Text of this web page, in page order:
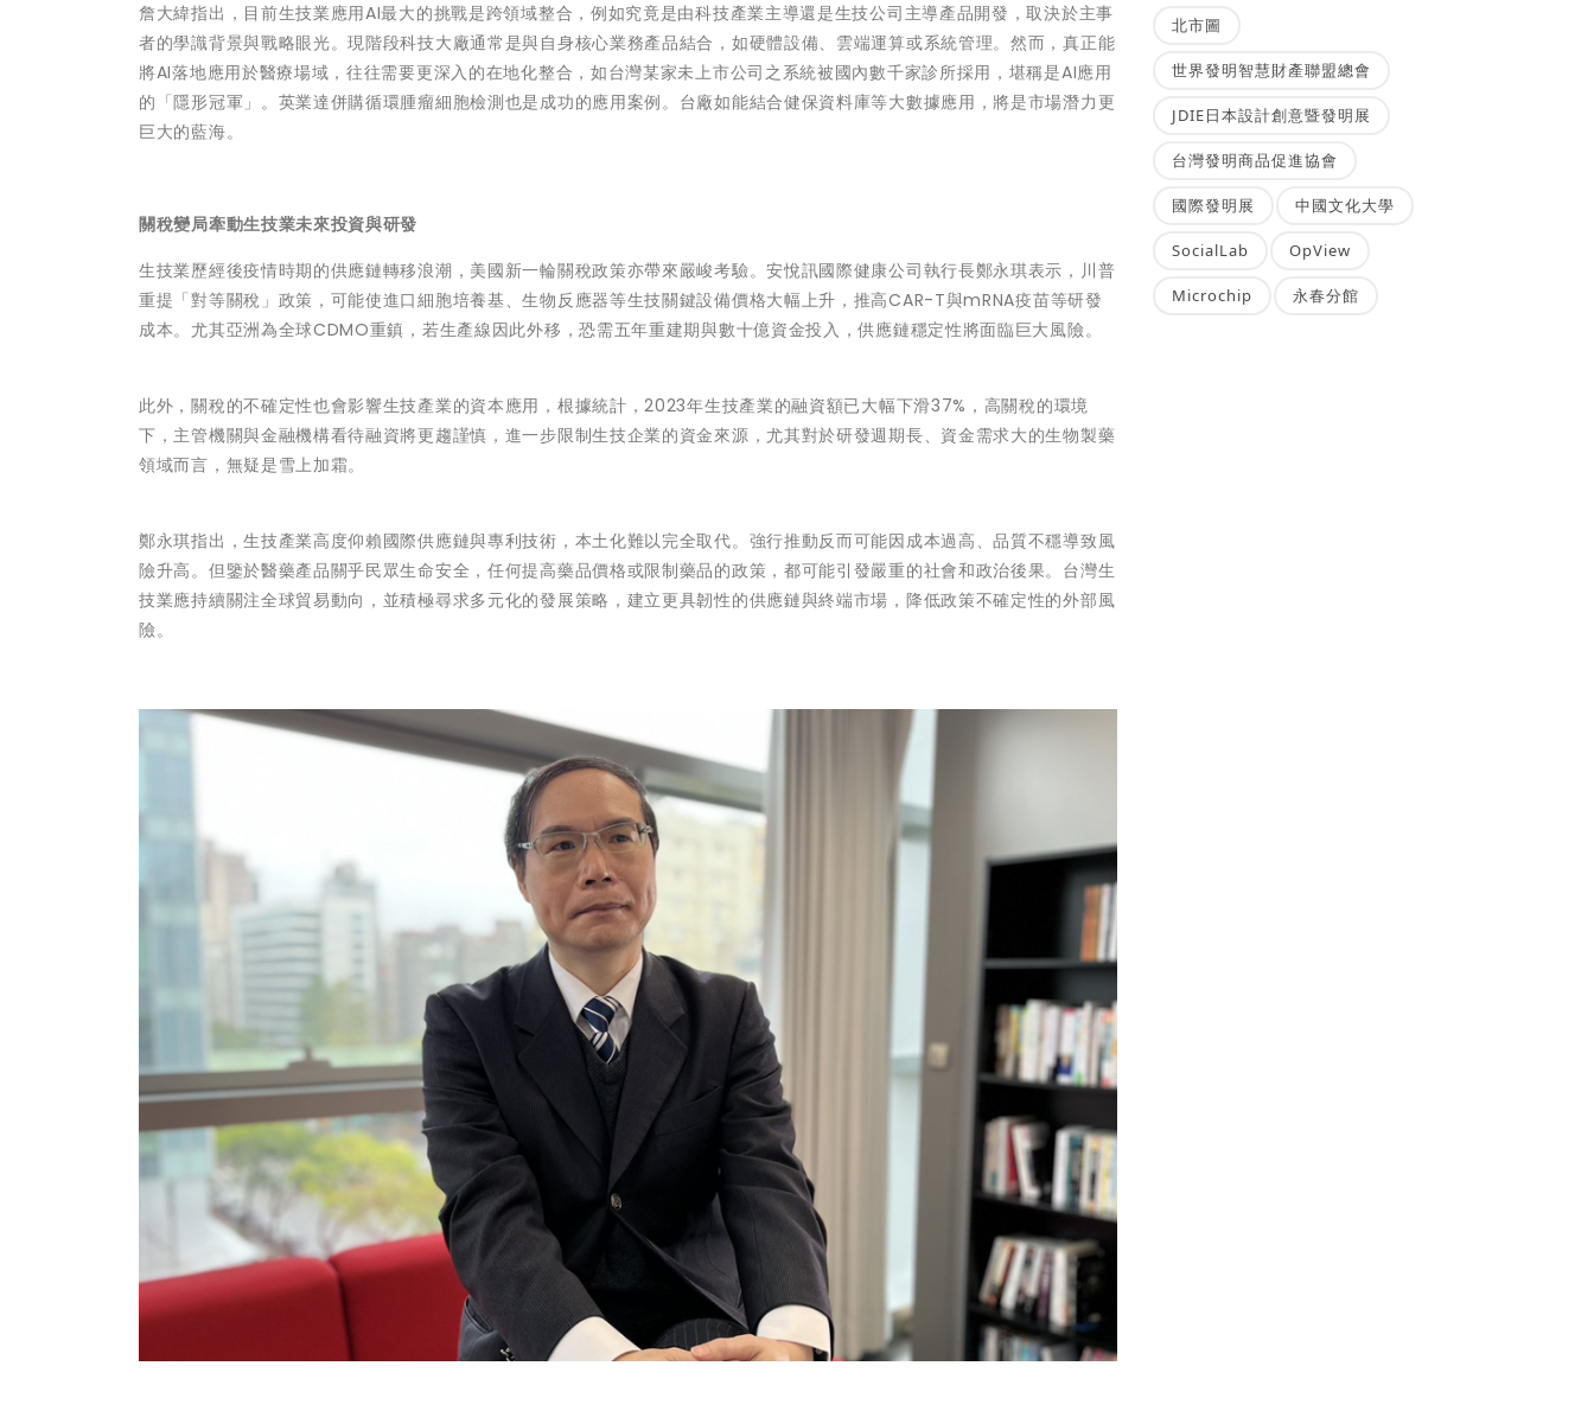
詹大緯指出，目前生技業應用AI最大的挑戰是跨領域整合，例如究竟是由科技產業主導還是生技公司主導產品開發，取決於主事
者的學識背景與戰略眼光。現階段科技大廠通常是與自身核心業務產品結合，如硬體設備、雲端運算或系統管理。然而，真正能
將AI落地應用於醫療場域，往往需要更深入的在地化整合，如台灣某家未上市公司之系統被國內數千家診所採用，堪稱是AI應用
的「隱形冠軍」。英業達併購循環腫瘤細胞檢測也是成功的應用案例。台廠如能結合健保資料庫等大數據應用，將是市場潛力更
巨大的藍海。
關稅變局牽動生技業未來投資與研發
生技業歷經後疫情時期的供應鏈轉移浪潮，美國新一輪關稅政策亦帶來嚴峻考驗。安悅訊國際健康公司執行長鄭永琪表示，川普
重提「對等關稅」政策，可能使進口細胞培養基、生物反應器等生技關鍵設備價格大幅上升，推高CAR-T與mRNA疫苗等研發
成本。尤其亞洲為全球CDMO重鎮，若生產線因此外移，恐需五年重建期與數十億資金投入，供應鏈穩定性將面臨巨大風險。
此外，關稅的不確定性也會影響生技產業的資本應用，根據統計，2023年生技產業的融資額已大幅下滑37%，高關稅的環境
下，主管機關與金融機構看待融資將更趨謹慎，進一步限制生技企業的資金來源，尤其對於研發週期長、資金需求大的生物製藥
領域而言，無疑是雪上加霜。
鄭永琪指出，生技產業高度仰賴國際供應鏈與專利技術，本土化難以完全取代。強行推動反而可能因成本過高、品質不穩導致風
險升高。但鑒於醫藥產品關乎民眾生命安全，任何提高藥品價格或限制藥品的政策，都可能引發嚴重的社會和政治後果。台灣生
技業應持續關注全球貿易動向，並積極尋求多元化的發展策略，建立更具韌性的供應鏈與終端市場，降低政策不確定性的外部風
險。
北市圖
世界發明智慧財產聯盟總會
JDIE日本設計創意暨發明展
台灣發明商品促進協會
國際發明展 中國文化大學
SocialLab OpView
Microchip 永春分館